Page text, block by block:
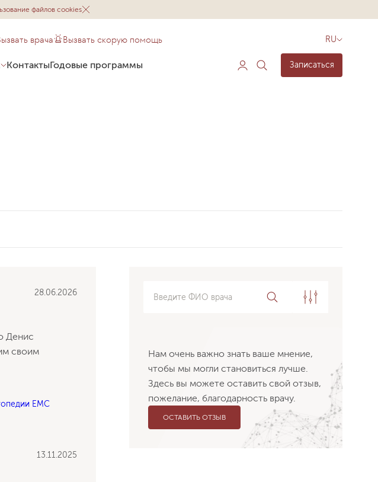
файлов cookies
врача Вызвать скорую помощь RU
КонтактыГодовые программы Записаться
28.06.2026
Денис
своим
EMC
13.11.2025
Введите ФИО врача
Специализация
Врач
ПРИМЕНИТЬ
Нам очень важно знать ваше мнение,
чтобы мы могли становиться лучше.
Здесь вы можете оставить свой отзыв,
пожелание, благодарность врачу.
ОСТАВИТЬ ОТЗЫВ